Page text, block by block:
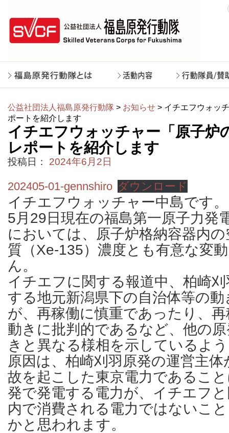
公益社団法人福島原発行動隊 > お知らせ > イチエフウォッ
ポートを紹介します
イチエフウォッチャー「原子炉
レポートを紹介します
投稿日： 2024年6月2日
202405-01-gennshiro ダウンロード
イチエフウォッチャー中島です。
5月29日現在の福島第一原子力発
においては、原子炉格納容器内
質（Xe-135）濃度とも有意な変
ん。
イチエフに関する報道中、柏崎
する地元新潟県下の自治体等の
が、再稼働に慎重であったり、
動きに批判的であるなど、他の
きと異なる様相を示しているよ
原因は、柏崎刈羽原発の運営主
故を起こした東京電力であるこ
発で発電する電力が、イチエフ
内で消費される電力ではないこ
かと思われます。